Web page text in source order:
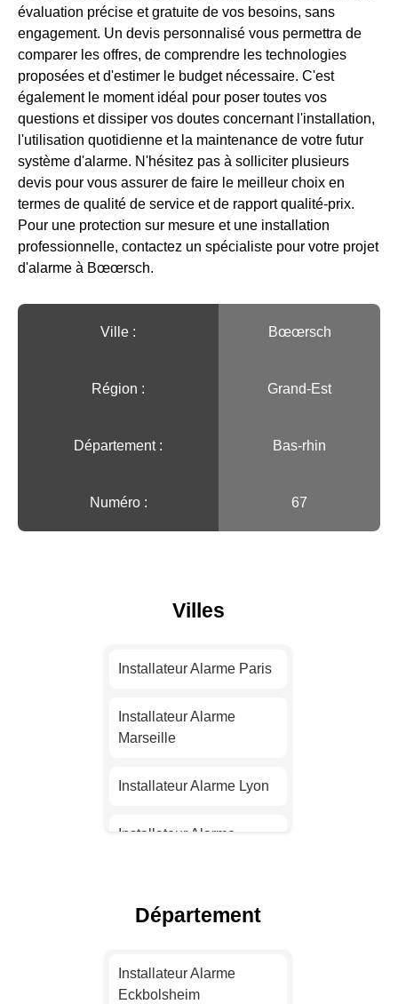
évaluation précise et gratuite de vos besoins, sans
engagement. Un devis personnalisé vous permettra de
comparer les offres, de comprendre les technologies
proposées et d'estimer le budget nécessaire. C'est
également le moment idéal pour poser toutes vos
questions et dissiper vos doutes concernant l'installation,
l'utilisation quotidienne et la maintenance de votre futur
système d'alarme. N'hésitez pas à solliciter plusieurs
devis pour vous assurer de faire le meilleur choix en
termes de qualité de service et de rapport qualité-prix.
Pour une protection sur mesure et une installation
professionnelle, contactez un spécialiste pour votre projet
d'alarme à Bœœrsch.
Ville :️ Bœœrsch
Région :️ Grand-Est
Département : Bas-rhin
Numéro : 67
Villes
Installateur Alarme Paris
Installateur Alarme
Marseille
Installateur Alarme Lyon
Installateur Alarme
Installateur Alarme Nice
Nantes
Département
Installateur Alarme
Eckbolsheim